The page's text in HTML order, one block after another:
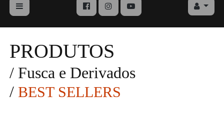
PRODUTOS
/ Fusca e Derivados
/BEST SELLERS